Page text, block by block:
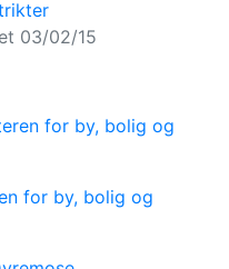
03/02/15
for by, bolig og
for by, bolig og